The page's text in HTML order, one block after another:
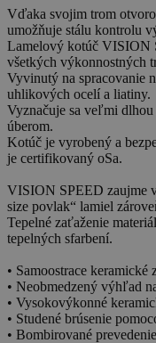
Vďaka svojim trom
umožňuje stálu kontrolu
Lamelový kotúč VISION
všetkých výkonnostných
Vyvinutý na spracovanie
uhlikových ocelí a liatiny.
Vyznačuje sa veľmi
úberom.
Kotúč je vyrobený a
je certifikovaný oSa.
VISION SPEED zaujme
size povlak“ lamiel
Tepelné zaťaženie
tepelných sfarbení.
• Samoostrace keramické
• Neobmedzený výhľad
• Vysokovýkonné
• Studené brúsenie
• Bombirované